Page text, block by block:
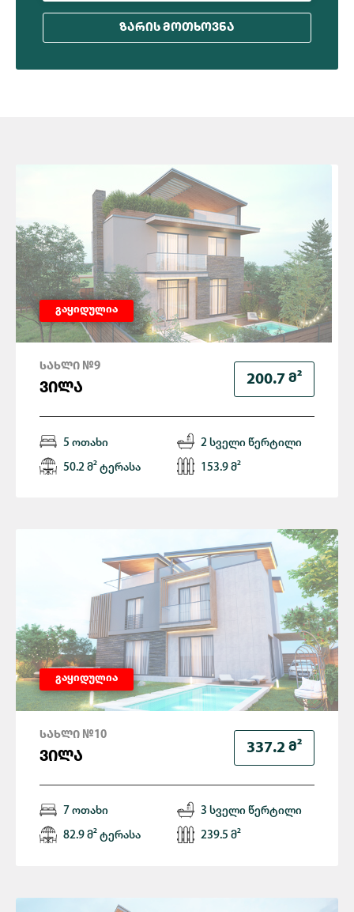
ᲖᲐᲠᲘᲡ ᲛᲝᲗᲮᲝᲕᲜᲐ
გაყიდულია
200.7 Მ²
ᲡᲐᲮᲚᲘ №9
ᲕᲘᲚᲐ
5 ოთახი 2 სველი წერტილი
50.2 მ² ტერასა 153.9 მ²
გაყიდულია
337.2 Მ²
ᲡᲐᲮᲚᲘ №10
ᲕᲘᲚᲐ
7 ოთახი 3 სველი წერტილი
82.9 მ² ტერასა 239.5 მ²